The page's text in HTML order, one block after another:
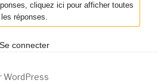
cliquez ici pour afficher toutes
les réponses.
Se connecter
WordPress